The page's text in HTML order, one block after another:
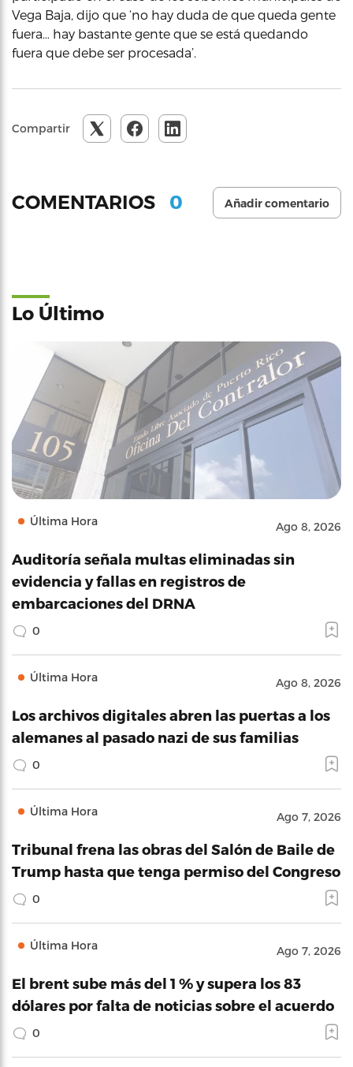
Vega Baja, dijo que ‘no hay duda de que queda gente
fuera… hay bastante gente que se está quedando
fuera que debe ser procesada’.
Compartir
COMENTARIOS 0 Añadir comentario
Lo Último
Última Hora Ago 8, 2026
Auditoría señala multas eliminadas sin
evidencia y fallas en registros de
embarcaciones del DRNA
0
Última Hora Ago 8, 2026
Los archivos digitales abren las puertas a los
alemanes al pasado nazi de sus familias
0
Última Hora Ago 7, 2026
Tribunal frena las obras del Salón de Baile de
Trump hasta que tenga permiso del Congreso
0
Última Hora Ago 7, 2026
El brent sube más del 1 % y supera los 83
dólares por falta de noticias sobre el acuerdo
0